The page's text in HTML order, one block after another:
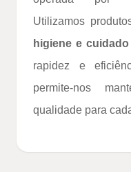
Utilizamos
higiene e
rapidez e
permite-nos
qualidade para